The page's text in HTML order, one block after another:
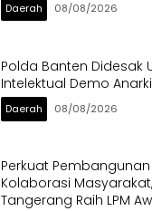
Daerah 08/08/2026
Polda Banten Didesak
Intelektual Demo
Daerah 08/08/2026
Perkuat
Kolaborasi
Tangerang Raih LPM